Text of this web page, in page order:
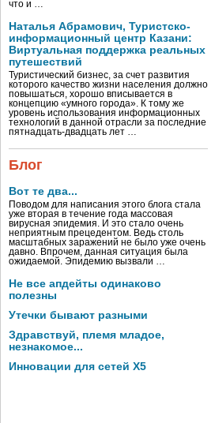
что и …
Наталья Абрамович, Туристско-
информационный центр Казани:
Виртуальная поддержка реальных
путешествий
Туристический бизнес, за счет развития
которого качество жизни населения должно
повышаться, хорошо вписывается в
концепцию «умного города». К тому же
уровень использования информационных
технологий в данной отрасли за последние
пятнадцать-двадцать лет …
Блог
Вот те два...
Поводом для написания этого блога стала
уже вторая в течение года массовая
вирусная эпидемия. И это стало очень
неприятным прецедентом. Ведь столь
масштабных заражений не было уже очень
давно. Впрочем, данная ситуация была
ожидаемой. Эпидемию вызвали …
Не все апдейты одинаково
полезны
Утечки бывают разными
Здравствуй, племя младое,
незнакомое...
Инновации для сетей X5